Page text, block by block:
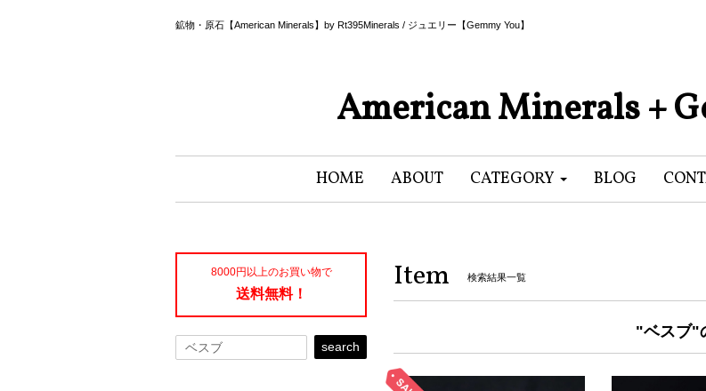
鉱物・原石【American Minerals】by Rt395Minerals / ジュエリー【Gemmy You】
American Minerals +
HOME ABOUT CATEGORY BLOG
Item 検索結果一覧
"ベスブ"
8000円以上のお買い物で
送料無料！
search